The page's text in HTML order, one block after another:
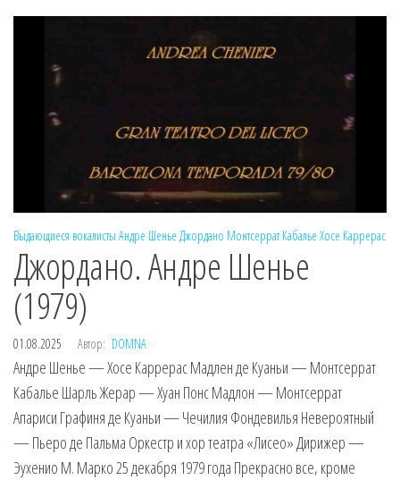
Выдающиеся вокалисты Андре Шенье Джордано Монтсеррат Кабалье Хосе Каррерас
Джордано. Андре Шенье
(1979)
01.08.2025 Автор: DOMNA
Андре Шенье — Хосе Каррерас Мадлен де Куаньи — Монтсеррат
Кабалье Шарль Жерар — Хуан Понс Мадлон — Монтсеррат
Апариси Графиня де Куаньи — Чечилия Фондевилья Невероятный
— Пьеро де Пальма Оркестр и хор театра «Лисео» Дирижер —
Эухенио М. Марко 25 декабря 1979 года Прекрасно все, кроме